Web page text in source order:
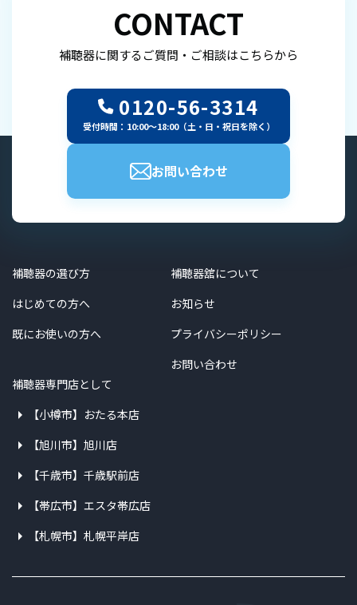
CONTACT
補聴器に関するご質問・ご相談はこちらから
0120-56-3314
受付時間：10:00～18:00（土・日・祝日を除く）
お問い合わせ
補聴器の選び方
はじめての方へ
既にお使いの方へ
補聴器舘について
お知らせ
プライバシーポリシー
お問い合わせ
補聴器専門店として
【小樽市】おたる本店
【旭川市】旭川店
【千歳市】千歳駅前店
【帯広市】エスタ帯広店
【札幌市】札幌平岸店